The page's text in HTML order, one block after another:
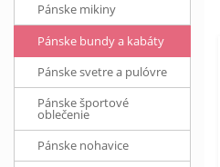
Pánske mikiny
Pánske bundy a kabáty
Pánske svetre a pulóvre
Pánske športové
oblečenie
Pánske nohavice